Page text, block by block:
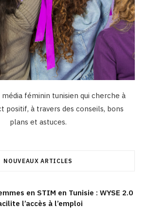
féminin tunisien qui cherche à
positif, à travers des conseils, bons
plans et astuces.
NOUVEAUX ARTICLES
en STIM en Tunisie : WYSE 2.0
l’accès à l’emploi